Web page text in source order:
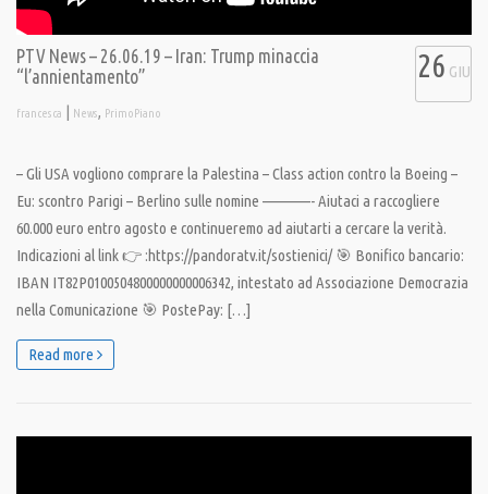
PTV News – 26.06.19 – Iran: Trump minaccia
“l’annientamento”
francesca | News, PrimoPiano
26 GIU
– Gli USA vogliono comprare la Palestina – Class action contro la Boeing –
Eu: scontro Parigi – Berlino sulle nomine ————- Aiutaci a raccogliere
60.000 euro entro agosto e continueremo ad aiutarti a cercare la verità.
Indicazioni al link 👉 :https://pandoratv.it/sostienici/ 🎯 Bonifico bancario:
IBAN IT82P0100504800000000006342, intestato ad Associazione Democrazia
nella Comunicazione 🎯 PostePay: […]
Read more